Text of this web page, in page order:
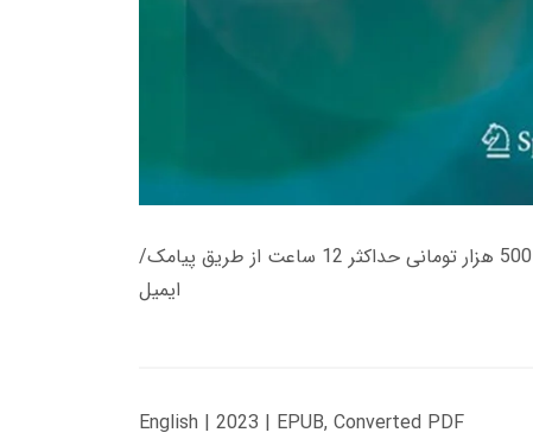
زمان تحویل کتاب های 600 هزار تومانی دانلود فوری از حساب کاربری می باشد، و زمان تحویل لینک دانلود کتاب های 500 هزار تومانی حداکثر 12 ساعت از طریق پیامک/
ایمیل
English | 2023 | EPUB, Converted PDF